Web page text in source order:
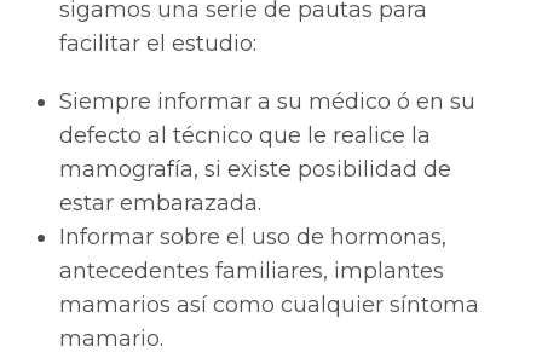
sigamos una serie de pautas para
facilitar el estudio:
Siempre informar a su médico ó en su
defecto al técnico que le realice la
mamografía, si existe posibilidad de
estar embarazada.
Informar sobre el uso de hormonas,
antecedentes familiares, implantes
mamarios así como cualquier síntoma
mamario.